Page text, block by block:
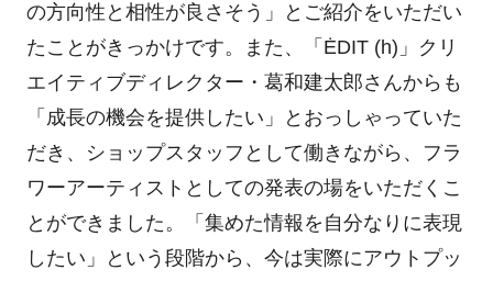
の方向性と相性が良さそう」とご紹介をいただい
たことがきっかけです。また、「 ĖDIT (h) 」クリ
エイティブディレクター・葛和建太郎さんからも
「成長の機会を提供したい」とおっしゃっていた
だき、ショップスタッフとして働きながら、フラ
ワーアーティストとしての発表の場をいただくこ
とができました。「集めた情報を自分なりに表現
したい」という段階から、今は実際にアウトプッ